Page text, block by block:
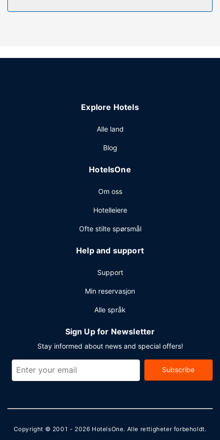
Gjester har tilgang til blant annet en PC-stasjon,
tilbys ubetjent parkering (inkludert) på stedet.
Explore Hotels
Alle land
Blog
HotelsOne
Om oss
Hotelleiere
Ofte stilte spørsmål
Help and support
Support
Min reservasjon
Alle språk
Sign Up for Newsletter
Stay informed about news and special offers!
Subscribe
Copyright © 2001 - 2026 HotelsOne. Alle rettigheter forbeholdt.